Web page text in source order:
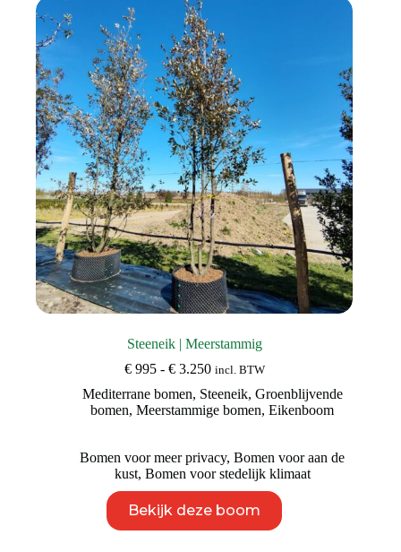
Deze
optie
kan
gekozen
worden
op
de
productpagina
Steeneik | Meerstammig
€995 - €3.250Prijsklasse:
tot
€ 3.250
incl. BTW
Mediterrane bomen, Steeneik, Groenblijvende
bomen,Meerstammige bomen,Eikenboom
Bomen voor meer privacy,Bomen voor aan de
kust, Bomen voor stedelijk klimaat
Bekijk deze boom
product
heeft